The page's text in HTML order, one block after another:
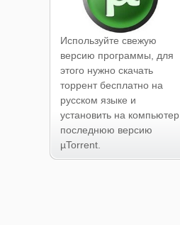
Используйте свежую
версию программы, для
этого нужно скачать
торрент бесплатно на
русском языке и
установить на компьютер
последнюю версию
µTorrent.